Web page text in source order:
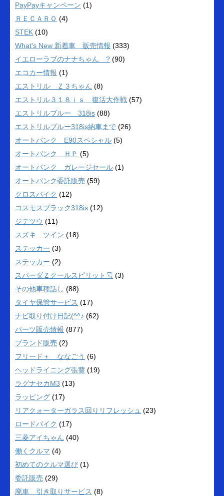
PayPayキャンペーン (1)
ＲＥＣＡＲＯ (4)
STEK (10)
What's New 新着車 販売情報 (333)
イエローラブのナナちゃん ? (90)
エコカー情報 (1)
エストリル Ｚ３ちゃん (8)
エストリル３１８ｉｓ 復活大作戦 (57)
エストリルブルー 318is (88)
エストリルブルー318is納車まで (26)
オートバンク E90スペシャル (5)
オートバンク ＨＰ (5)
オートバンク ガレージセール (1)
オートバンク委託販売 (59)
クロスバイク (12)
コスモスブラック318is (12)
ジテツウ (11)
スズキ ツイン (18)
ステッカー (3)
ステッカー (2)
スパーダＺクールスピリット号 (3)
その他車種話し (88)
タイヤ保管サービス (17)
ナビ取り付け日記(^^♪ (62)
パーツ販売情報 (877)
ブランド販売 (2)
フリード＋ ななごう (6)
ヘッドライニング張替 (19)
ラグナセカM3 (13)
ラッピング (17)
リアクォーターガラス回りリフレッシュ (23)
ロードバイク (17)
三菱アイちゃん (40)
働くクルマ (4)
初めてのクルマ選び (1)
委託販売 (29)
廃車 引き取りサービス (8)